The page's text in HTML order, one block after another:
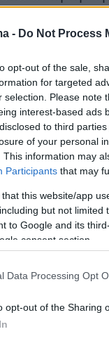
- Do Not Process
opt-out of the sale,
for targeted
selection. Please note
interest-based ads
to third
of your personal
This information may
Participants that may
that this website/app
but not limited
to Google and its
consent section.
Data Processing Opt
opt-out of the Sharing
σημείωσε:
για
καιρός
να είμαι
μετά από
ξέρω αν
δεν είναι
πόσο
που
Είναι πάρα